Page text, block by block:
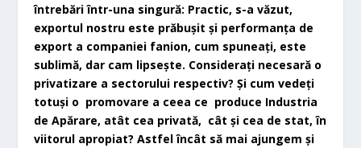
întrebări într-una singură: Practic, s-a văzut,
exportul nostru este prăbușit și performanța de
export a companiei fanion, cum spuneați, este
sublimă, dar cam lipsește. Considerați necesară o
privatizare a sectorului respectiv? Și cum vedeți
totuși o promovare a ceea ce produce Industria
de Apărare, atât cea privată, cât și cea de stat, în
viitorul apropiat? Astfel încât să mai ajungem și